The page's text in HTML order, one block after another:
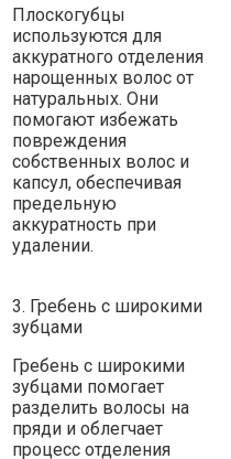
Плоскогубцы
используются для
аккуратного отделения
нарощенных волос от
натуральных. Они
помогают избежать
повреждения
собственных волос и
капсул, обеспечивая
предельную
аккуратность при
удалении.
3. Гребень с широкими
зубцами
Гребень с широкими
зубцами помогает
разделить волосы на
пряди и облегчает
процесс отделения